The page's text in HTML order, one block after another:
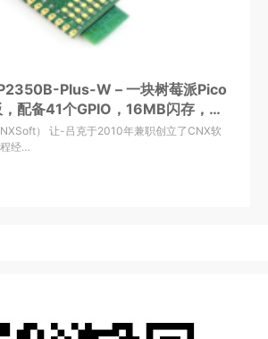
Plus-W – 一块树莓派Pico
配备41个GPIO，16MB闪存，
） 让-吕克于2010年兼职创立了CNX软
经…